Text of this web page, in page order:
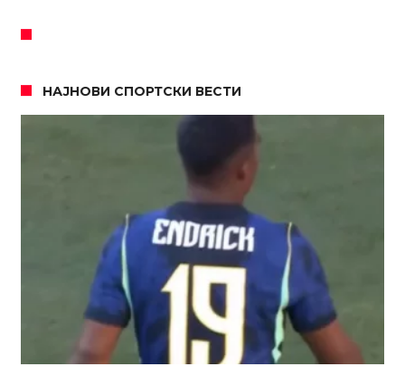
НАЈНОВИ СПОРТСКИ ВЕСТИ